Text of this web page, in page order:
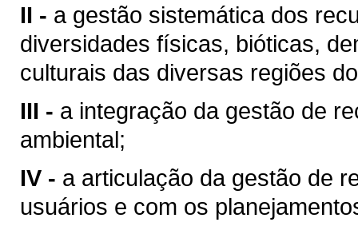
II - a gestão sistemática dos
diversidades físicas, bióticas,
culturais das diversas regiões
III - a integração da gestão de
ambiental;
IV - a articulação da gestão de
usuários e com os